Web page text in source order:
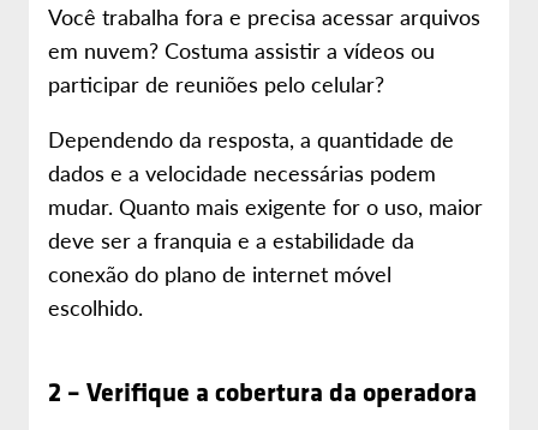
Você trabalha fora e precisa acessar arquivos
em nuvem? Costuma assistir a vídeos ou
participar de reuniões pelo celular?
Dependendo da resposta, a quantidade de
dados e a velocidade necessárias podem
mudar. Quanto mais exigente for o uso, maior
deve ser a franquia e a estabilidade da
conexão do plano de internet móvel
escolhido.
2 – Verifique a cobertura da operadora